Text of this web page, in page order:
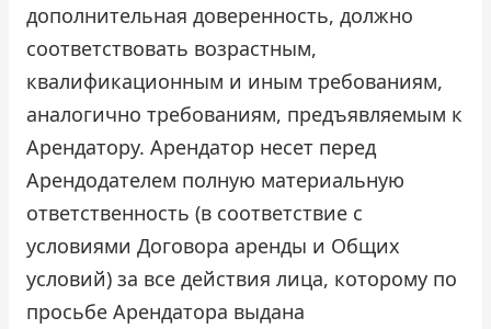
дополнительная доверенность, должно
соответствовать возрастным,
квалификационным и иным требованиям,
аналогично требованиям, предъявляемым к
Арендатору. Арендатор несет перед
Арендодателем полную материальную
ответственность (в соответствие с
условиями Договора аренды и Общих
условий) за все действия лица, которому по
просьбе Арендатора выдана